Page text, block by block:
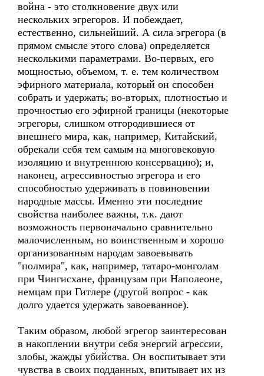
война - это столкновение двух или
нескольких эгрегоров. И побеждает,
естественно, сильнейший. А сила эгрегора (в
прямом смысле этого слова) определяется
несколькими параметрами. Во-первых, его
мощностью, объемом, т. е. тем количеством
эфирного материала, который он способен
собрать и удержать; во-вторых, плотностью и
прочностью его эфирной границы (некоторые
эгрегоры, слишком отгородившиеся от
внешнего мира, как, например, Китайский,
обрекали себя тем самым на многовековую
изоляцию и внутреннюю консервацию); и,
наконец, агрессивностью эгрегора и его
способностью удерживать в повиновении
народные массы. Именно эти последние
свойства наиболее важны, т.к. дают
возможность первоначально сравнительно
малочисленным, но воинственным и хорошо
организованным народам завоевывать
"полмира", как, например, татаро-монголам
при Чингисхане, французам при Наполеоне,
немцам при Гитлере (другой вопрос - как
долго удается удержать завоеванное).
Таким образом, любой эгрегор заинтересован
в накоплении внутри себя энергий агрессии,
злобы, жажды убийства. Он воспитывает эти
чувства в своих подданных, впитывает их из